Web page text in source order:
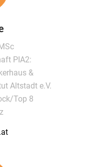
PIA2:
&
Altstadt e.V.
Top 8